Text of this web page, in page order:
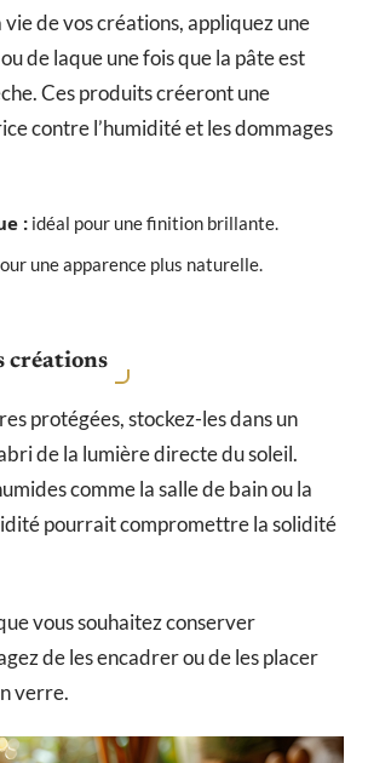
de vos créations, appliquez une
de laque une fois que la pâte est
Ces produits créeront une
contre l’humidité et les dommages
: idéal pour une finition brillante.
une apparence plus naturelle.
créations
protégées, stockez-les dans un
de la lumière directe du soleil.
comme la salle de bain ou la
pourrait compromettre la solidité
vous souhaitez conserver
de les encadrer ou de les placer
verre.